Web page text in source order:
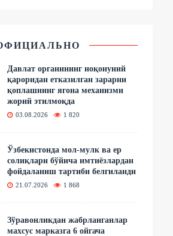
Давлат органининг ноқонуний
қароридан етказилган зарарни
қоплашнинг ягона механизми
жорий этилмоқда
03.08.2026 1 820
Ўзбекистонда мол-мулк ва ер
солиқлари бўйича имтиёзлардан
фойдаланиш тартиби белгиланди
21.07.2026 1 868
Зўравонликдан жабрланганлар
махсус марказга 6 ойгача